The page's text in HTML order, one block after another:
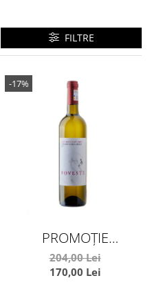
FILTRE
-17%
PROMOȚIE
5+1MUSTOASĂ DE
MĂDERAT 2022
204,00 Lei
170,00 Lei